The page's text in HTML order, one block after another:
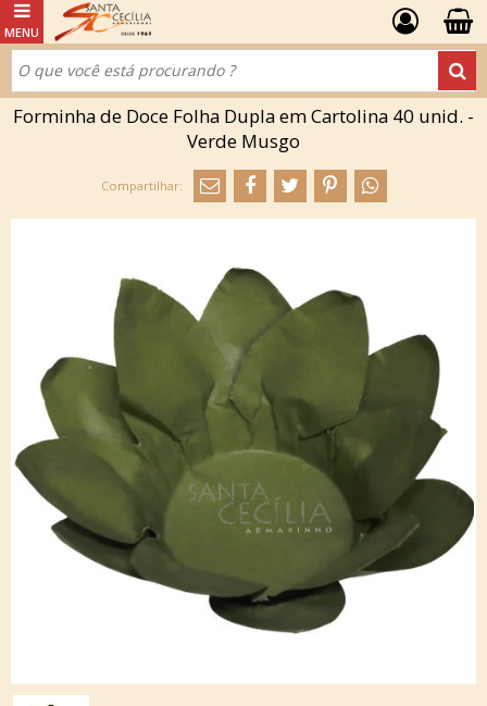
Forminha de Doce Folha Dupla em Cartolina 40 unid. -
Verde Musgo